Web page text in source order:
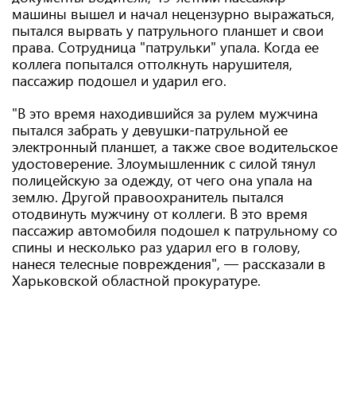
машины вышел и начал нецензурно выражаться,
пытался вырвать у патрульного планшет и свои
права. Сотрудница "патрульки" упала. Когда ее
коллега попытался оттолкнуть нарушителя,
пассажир подошел и ударил его.
"В это время находившийся за рулем мужчина
пытался забрать у девушки-патрульной ее
электронный планшет, а также свое водительское
удостоверение. Злоумышленник с силой тянул
полицейскую за одежду, от чего она упала на
землю. Другой правоохранитель пытался
отодвинуть мужчину от коллеги. В это время
пассажир автомобиля подошел к патрульному со
спины и несколько раз ударил его в голову,
нанеся телесные повреждения", — рассказали в
Харьковской областной прокуратуре.